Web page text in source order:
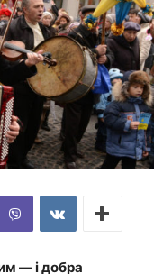
— і добра